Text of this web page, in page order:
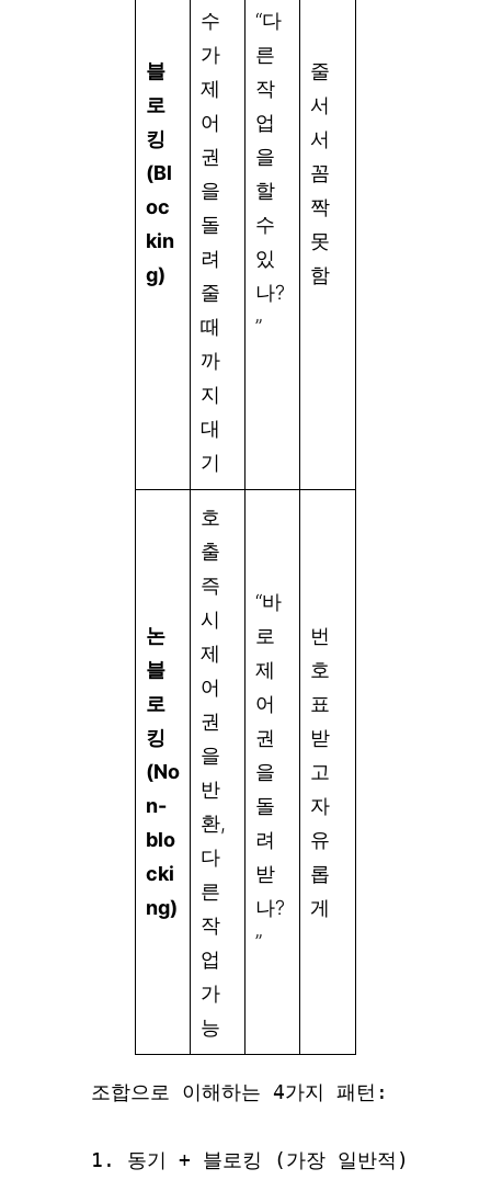
블
로
킹
(Bl
oc
kin
g)
수
가
제
어
권
을
돌
려
줄
때
까
지
대
기
“다
른
작
업
을
할
수
있
나?
”
줄
서
서
꼼
짝
못
함
논
블
로
킹
(No
n-
blo
cki
ng)
호
출
즉
시
제
어
권
을
반
환,
다
른
작
업
가
능
“바
로
제
어
권
을
돌
려
받
나?
”
번
호
표
받
고
자
유
롭
게
조합으로 이해하는 4가지 패턴:
1. 동기 + 블로킹 (가장 일반적)